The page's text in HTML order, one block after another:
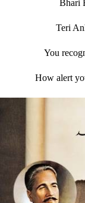
Bhari
Teri
You
How alert